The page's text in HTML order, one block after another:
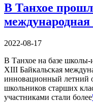
В Танхое
2022-08-17
В Танхое на базе
XIII Байкальская
инновационный летний
школьников старших
участниками стали более